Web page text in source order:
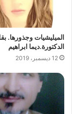
الميليشيات وجذورها.
الدكتورة.ديما ابراهيم
12 ديسمبر، 2019